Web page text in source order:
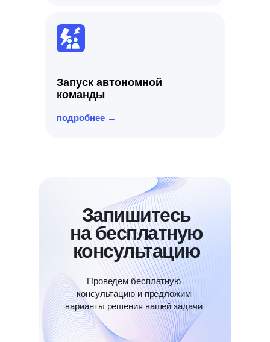
Запуск автономной
команды
подробнее →
Проведем бесплатную
консультацию и предложим
варианты решения вашей задачи
Запишитесь
на бесплатную
консультацию